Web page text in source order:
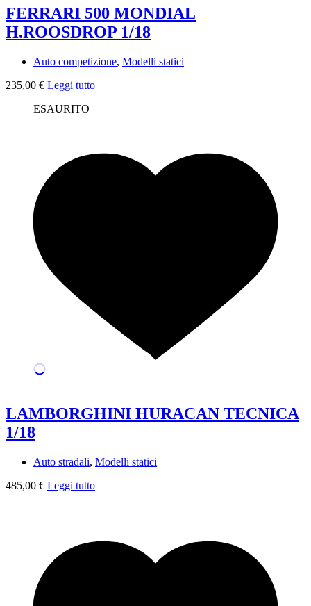
FERRARI 500 MONDIAL
H.ROOSDROP 1/18
Auto competizione, Modelli statici
235,00 € Leggi tutto
ESAURITO
LAMBORGHINI HURACAN TECNICA
1/18
Auto stradali, Modelli statici
485,00 € Leggi tutto